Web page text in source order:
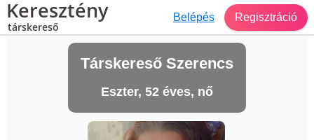
Keresztény
társkereső
Belépés Regisztráció
Társkereső Szerencs
Eszter, 52 éves, nő